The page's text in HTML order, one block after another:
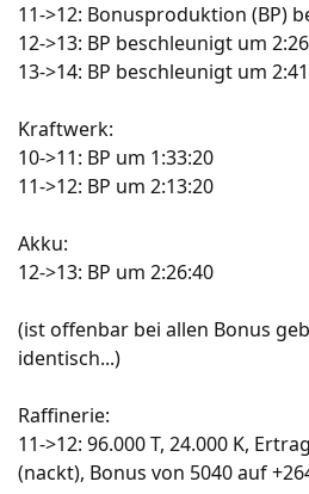
11->12: Bonusproduktion (BP)
12->13: BP beschleunigt um
13->14: BP beschleunigt um
Kraftwerk:
10->11: BP um 1:33:20
11->12: BP um 2:13:20
Akku:
12->13: BP um 2:26:40
(ist offenbar bei allen Bonus
identisch...)
Raffinerie:
11->12: 96.000 T, 24.000 K,
(nackt), Bonus von 5040 auf